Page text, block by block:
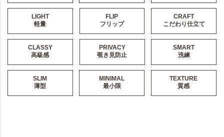
LIGHT
軽量
FLIP
フリップ
CRAFT
こだわり仕立て
CLASSY
高級感
PRIVACY
覗き見防止
SMART
洗練
SLIM
薄型
MINIMAL
最小限
TEXTURE
質感